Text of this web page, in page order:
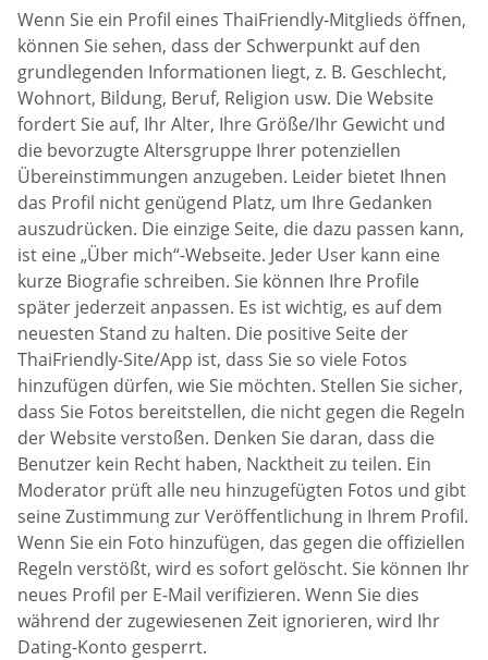
Wenn Sie ein Profil eines ThaiFriendly-Mitglieds öffnen,
können Sie sehen, dass der Schwerpunkt auf den
grundlegenden Informationen liegt, z. B. Geschlecht,
Wohnort, Bildung, Beruf, Religion usw. Die Website
fordert Sie auf, Ihr Alter, Ihre Größe/Ihr Gewicht und
die bevorzugte Altersgruppe Ihrer potenziellen
Übereinstimmungen anzugeben. Leider bietet Ihnen
das Profil nicht genügend Platz, um Ihre Gedanken
auszudrücken. Die einzige Seite, die dazu passen kann,
ist eine „Über mich“-Webseite. Jeder User kann eine
kurze Biografie schreiben. Sie können Ihre Profile
später jederzeit anpassen. Es ist wichtig, es auf dem
neuesten Stand zu halten. Die positive Seite der
ThaiFriendly-Site/App ist, dass Sie so viele Fotos
hinzufügen dürfen, wie Sie möchten. Stellen Sie sicher,
dass Sie Fotos bereitstellen, die nicht gegen die Regeln
der Website verstoßen. Denken Sie daran, dass die
Benutzer kein Recht haben, Nacktheit zu teilen. Ein
Moderator prüft alle neu hinzugefügten Fotos und gibt
seine Zustimmung zur Veröffentlichung in Ihrem Profil.
Wenn Sie ein Foto hinzufügen, das gegen die offiziellen
Regeln verstößt, wird es sofort gelöscht. Sie können Ihr
neues Profil per E-Mail verifizieren. Wenn Sie dies
während der zugewiesenen Zeit ignorieren, wird Ihr
Dating-Konto gesperrt.